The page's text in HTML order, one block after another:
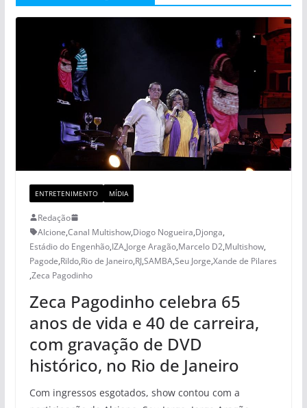
ENTRETENIMENTO MÍDIA
Redação
Alcione,Canal Multishow,Diogo Nogueira,Djonga,
Estádio do Engenhão,IZA,Jorge Aragão,Marcelo D2,Multishow,
Pagode,Rildo,Rio de Janeiro,RJ,SAMBA,Seu Jorge,Xande de Pilares
,Zeca Pagodinho
Zeca Pagodinho celebra 65
anos de vida e 40 de carreira,
com gravação de DVD
histórico, no Rio de Janeiro
Com ingressos esgotados, show contou com a